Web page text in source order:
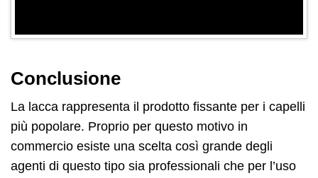
Conclusione
La lacca rappresenta il prodotto fissante per i capelli
più popolare. Proprio per questo motivo in
commercio esiste una scelta così grande degli
agenti di questo tipo sia professionali che per l’uso